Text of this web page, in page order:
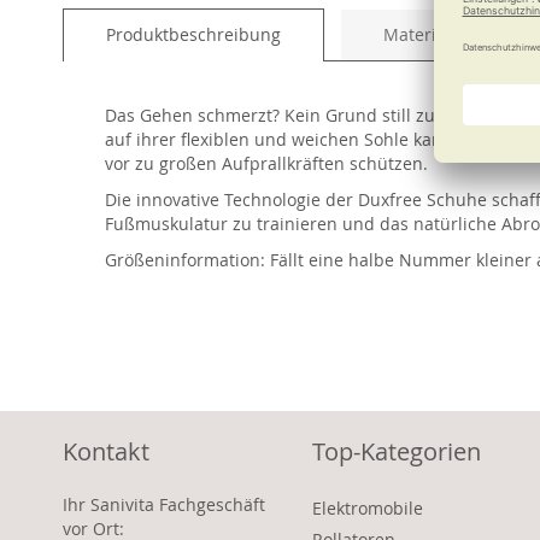
Produktbeschreibung Material und Pflege
Das Gehen schmerzt? Kein Grund still zu sitzen,
auf ihrer flexiblen und weichen Sohle kann Ihre
vor zu großen Aufprallkräften schützen.
Die innovative Technologie der Duxfree Schuhe
Fußmuskulatur zu trainieren und das natürliche
Größeninformation: Fällt eine halbe Nummer kleiner
Kontakt
Ihr Sanivita Fachgeschäft
vor Ort:
Top-Kategorien
Elektromobile